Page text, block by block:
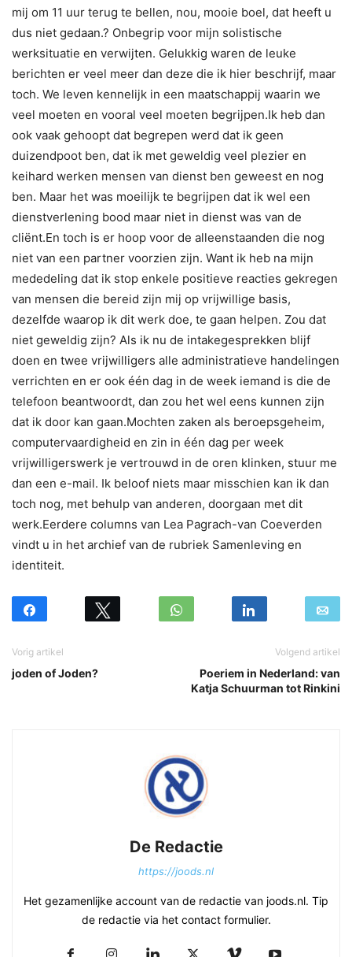
mij om 11 uur terug te bellen, nou, mooie boel, dat heeft u
dus niet gedaan.? Onbegrip voor mijn solistische
werksituatie en verwijten. Gelukkig waren de leuke
berichten er veel meer dan deze die ik hier beschrijf, maar
toch. We leven kennelijk in een maatschappij waarin we
veel moeten en vooral veel moeten begrijpen.Ik heb dan
ook vaak gehoopt dat begrepen werd dat ik geen
duizendpoot ben, dat ik met geweldig veel plezier en
keihard werken mensen van dienst ben geweest en nog
ben. Maar het was moeilijk te begrijpen dat ik wel een
dienstverlening bood maar niet in dienst was van de
cliënt.En toch is er hoop voor de alleenstaanden die nog
niet van een partner voorzien zijn. Want ik heb na mijn
mededeling dat ik stop enkele positieve reacties gekregen
van mensen die bereid zijn mij op vrijwillige basis,
dezelfde waarop ik dit werk doe, te gaan helpen. Zou dat
niet geweldig zijn? Als ik nu de intakegesprekken blijf
doen en twee vrijwilligers alle administratieve handelingen
verrichten en er ook één dag in de week iemand is die de
telefoon beantwoordt, dan zou het wel eens kunnen zijn
dat ik door kan gaan.Mochten zaken als beroepsgeheim,
computervaardigheid en zin in één dag per week
vrijwilligerswerk je vertrouwd in de oren klinken, stuur me
dan een e-mail. Ik beloof niets maar misschien kan ik dan
toch nog, met behulp van anderen, doorgaan met dit
werk.Eerdere columns van Lea Pagrach-van Coeverden
vindt u in het archief van de rubriek Samenleving en
identiteit.
Vorig artikel
joden of Joden?
Volgend artikel
Poeriem in Nederland: van
Katja Schuurman tot Rinkini
De Redactie
https://joods.nl
Het gezamenlijke account van de redactie van joods.nl. Tip
de redactie via het contact formulier.